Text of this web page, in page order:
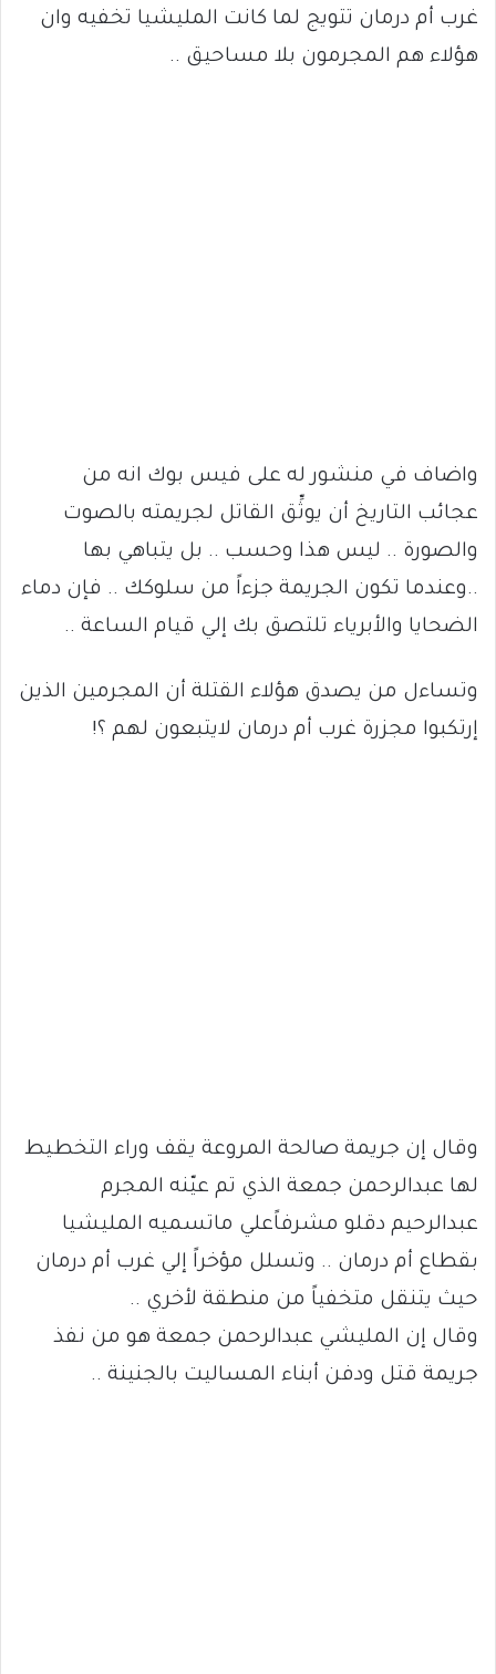
غرب أم درمان تتويج لما كانت المليشيا تخفيه وان
هؤلاء هم المجرمون بلا مساحيق ..
واضاف في منشور له على فيس بوك انه من
عجائب التاريخ أن يوثِّق القاتل لجريمته بالصوت
والصورة .. ليس هذا وحسب .. بل يتباهي بها
..وعندما تكون الجريمة جزءاً من سلوكك .. فإن دماء
الضحايا والأبرياء تلتصق بك إلي قيام الساعة ..
وتساءل من يصدق هؤلاء القتلة أن المجرمين الذين
إرتكبوا مجزرة غرب أم درمان لايتبعون لهم ؟!
وقال إن جريمة صالحة المروعة يقف وراء التخطيط
لها عبدالرحمن جمعة الذي تم عيّنه المجرم
عبدالرحيم دقلو مشرفاًعلي ماتسميه المليشيا
بقطاع أم درمان .. وتسلل مؤخراً إلي غرب أم درمان
حيث يتنقل متخفياً من منطقة لأخري ..
وقال إن المليشي عبدالرحمن جمعة هو من نفذ
جريمة قتل ودفن أبناء المساليت بالجنينة ..